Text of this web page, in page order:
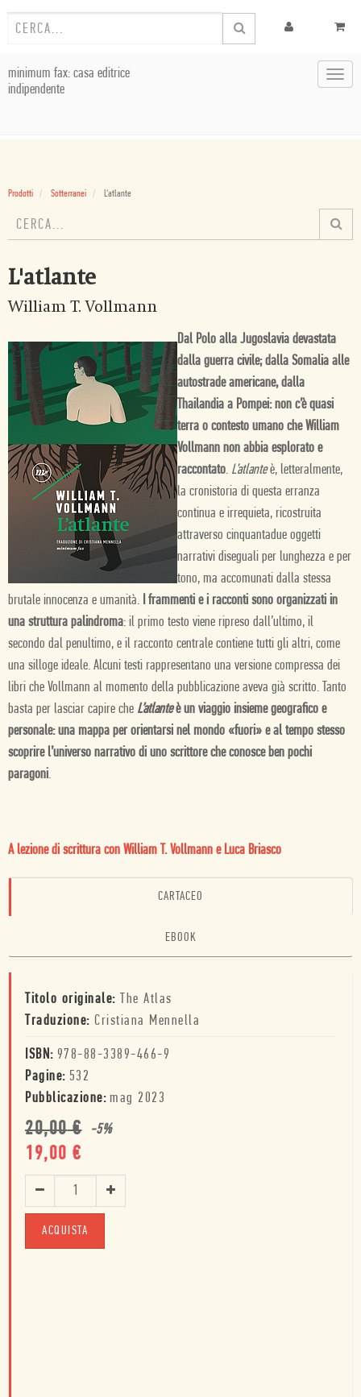
minimum fax: casa editrice
indipendente
Prodotti Sotterranei L'atlante
L'atlante
William T. Vollmann
Dal Polo alla Jugoslavia devastata
dalla guerra civile; dalla Somalia alle
autostrade americane, dalla
Thailandia a Pompei: non c’è quasi
terra o contesto umano che William
Vollmann non abbia esplorato e
raccontato. L’atlanteè, letteralmente,
la cronistoria di questa erranza
continua e irrequieta, ricostruita
attraverso cinquantadue oggetti
narrativi diseguali per lunghezza e per
tono, ma accomunati dalla stessa
brutale innocenza e umanità. I frammenti e i racconti sono organizzati in
una struttura palindroma: il primo testo viene ripreso dall’ultimo, il
secondo dal penultimo, e il racconto centrale contiene tutti gli altri, come
una silloge ideale. Alcuni testi rappresentano una versione compressa dei
libri che Vollmann al momento della pubblicazione aveva già scritto. Tanto
basta per lasciar capire che L’atlanteè un viaggio insieme geografico e
personale: una mappa per orientarsi nel mondo «fuori» e al tempo stesso
scoprire l’universo narrativo di uno scrittore che conosce ben pochi
paragoni.
A lezione di scrittura con William T. Vollmann e Luca Briasco
CARTACEO
EBOOK
Titolo originale: The Atlas
Traduzione: Cristiana Mennella
ISBN: 978-88-3389-466-9
Pagine: 532
Pubblicazione: mag 2023
20,00€ -5%
19,00 €
ACQUISTA